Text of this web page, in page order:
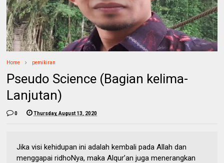
Home pemikiran
Pseudo Science (Bagian kelima-
Lanjutan)
0 Thursday, August 13, 2020
Jika visi kehidupan ini adalah kembali pada Allah dan
menggapai ridhoNya, maka Alqur’an juga menerangkan